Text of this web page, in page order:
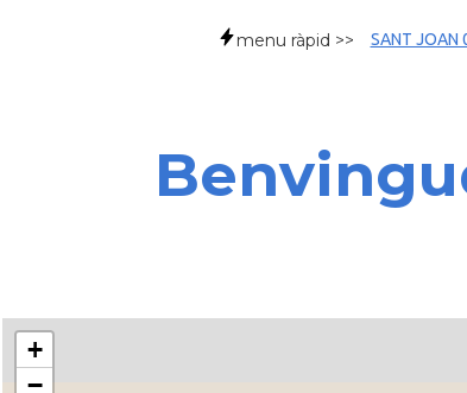
menu ràpid >> SANT JOAN
+
−